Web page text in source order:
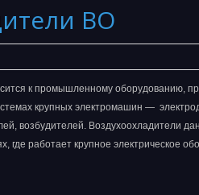
ВО
к промышленному оборудованию,
крупных электромашин —
возбудителей. Воздухоохладители
где работает крупное электрическое